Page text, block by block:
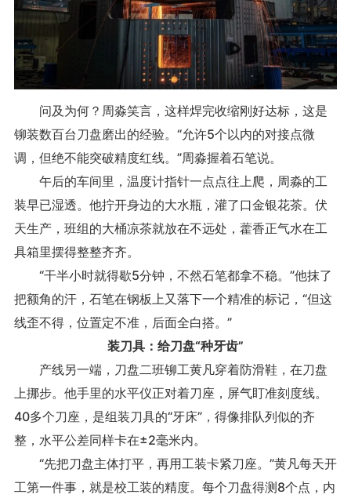
问及为何？周淼笑言，这样焊完收缩刚好达标，这是
铆装数百台刀盘磨出的经验。“允许5个以内的对接点微
调，但绝不能突破精度红线。”周淼握着石笔说。
午后的车间里，温度计指针一点点往上爬，周淼的工
装早已湿透。他拧开身边的大水瓶，灌了口金银花茶。伏
天生产，班组的大桶凉茶就放在不远处，藿香正气水在工
具箱里摆得整整齐齐。
“干半小时就得歇5分钟，不然石笔都拿不稳。”他抹了
把额角的汗，石笔在钢板上又落下一个精准的标记，“但这
线歪不得，位置定不准，后面全白搭。”
装刀具：给刀盘“种牙齿”
产线另一端，刀盘二班铆工黄凡穿着防滑鞋，在刀盘
上挪步。他手里的水平仪正对着刀座，屏气盯准刻度线。
40多个刀座，是组装刀具的“牙床”，得像排队列似的齐
整，水平公差同样卡在±2毫米内。
“先把刀盘主体打平，再用工装卡紧刀座。”黄凡每天开
工第一件事，就是校工装的精度。每个刀盘得测8个点，内